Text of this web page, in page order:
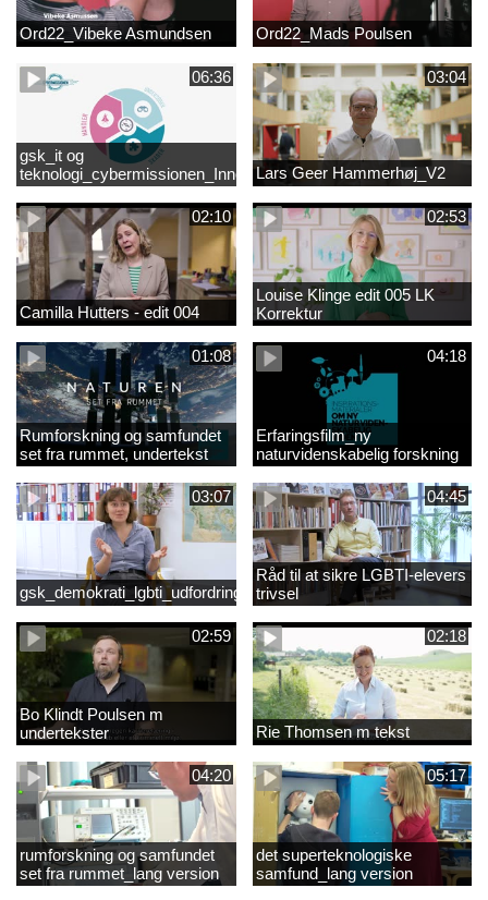
Ord22_Vibeke Asmundsen Ord22_Mads Poulsen
06:36
gsk_it og
teknologi_cybermissionen_Innovationscirklen
03:04
Lars Geer Hammerhøj_V2
02:10
Camilla Hutters - edit 004
02:53
Louise Klinge edit 005 LK
Korrektur
01:08
Rumforskning og samfundet
set fra rummet, undertekst
04:18
Erfaringsfilm_ny
naturvidenskabelig forskning
03:07
gsk_demokrati_lgbti_udfordringer
04:45
Råd til at sikre LGBTI-elevers
trivsel
02:59
Bo Klindt Poulsen m
undertekster
02:18
Rie Thomsen m tekst
04:20
rumforskning og samfundet
set fra rummet_lang version
05:17
det superteknologiske
samfund_lang version